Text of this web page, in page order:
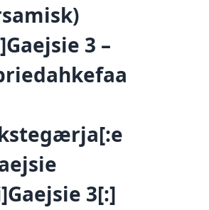
3 –
3[:]